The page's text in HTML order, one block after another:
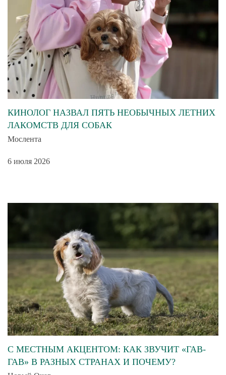
КИНОЛОГ НАЗВАЛ ПЯТЬ НЕОБЫЧНЫХ ЛЕТНИХ
ЛАКОМСТВ ДЛЯ СОБАК
Мослента
6 июля 2026
С МЕСТНЫМ АКЦЕНТОМ: КАК ЗВУЧИТ «ГАВ-
ГАВ» В РАЗНЫХ СТРАНАХ И ПОЧЕМУ?